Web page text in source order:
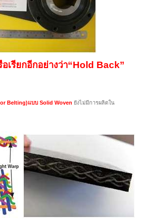
อเรียกอีกอย่างว่า“Hold Back”
Belting)แบบSolid Woven ยังไม่มีการผลิตใน